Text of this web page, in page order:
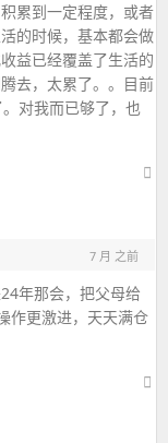
累到一定程度，或者
的时候，基本都会做
益已经覆盖了生活的
去，太累了。。目前
对我而已够了，也
7 月 之前
年那会，把父母给
作更激进，天天满仓